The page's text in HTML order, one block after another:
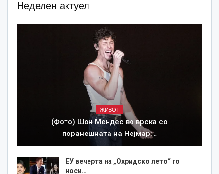
Неделен актуел
ЖИВОТ
(Фото) Шон Мендес во врска со
поранешната на Нејмар:…
ЕУ вечерта на „Охридско лето“ го
носи…